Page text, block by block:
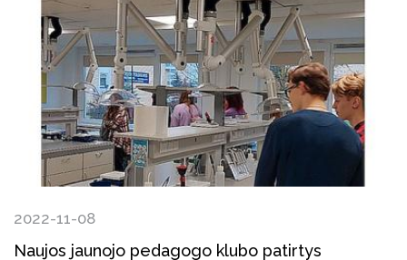
2022-11-08
Naujos jaunojo pedagogo klubo patirtys